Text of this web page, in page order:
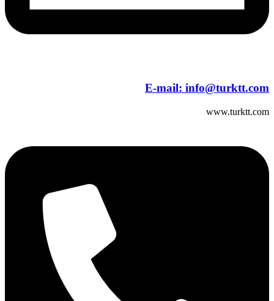
E-mail: info@turktt.com
www.turktt.com